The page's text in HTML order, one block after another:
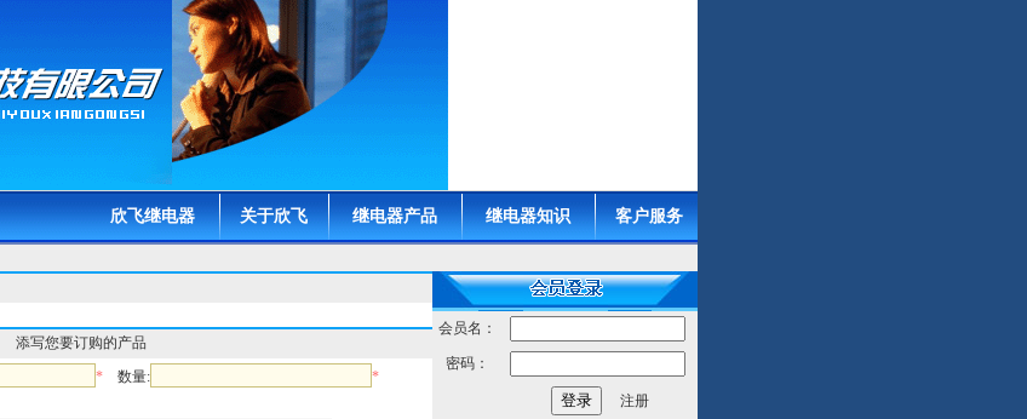
欣飞继电器 关于欣飞 继电器产品 继电器知识 客户服务
添写您要订购的产品
* 数量: *
会员名：
密码：
注册